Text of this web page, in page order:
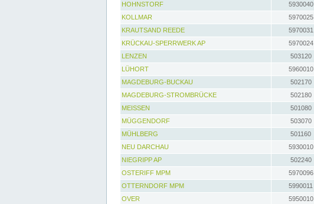
HOHNSTORF
5930040
KOLLMAR
5970025
KRAUTSAND REEDE
5970031
KRÜCKAU-SPERRWERK AP
5970024
LENZEN
503120
LÜHORT
5960010
MAGDEBURG-BUCKAU
502170
MAGDEBURG-STROMBRÜCKE
502180
MEISSEN
501080
MÜGGENDORF
503070
MÜHLBERG
501160
NEU DARCHAU
5930010
NIEGRIPP AP
502240
OSTERIFF MPM
5970096
OTTERNDORF MPM
5990011
OVER
5950010